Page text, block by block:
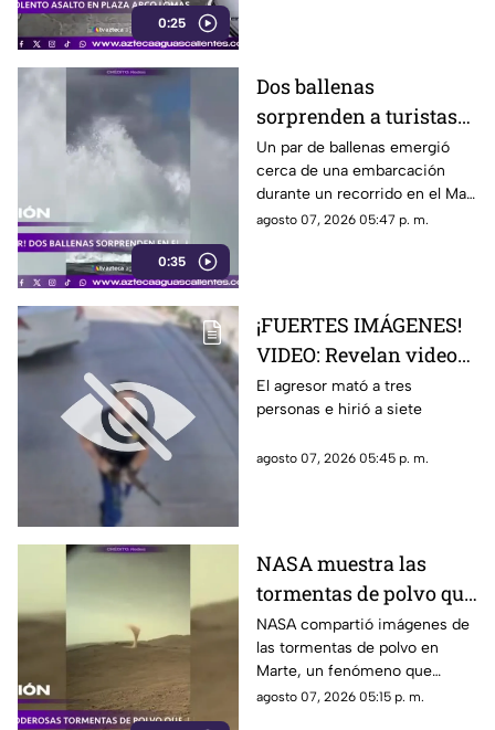
0:25
0:35
Dos ballenas
sorprenden a turistas
durante avistamiento
en el Mar de Cortés
Un par de ballenas emergió
cerca de una embarcación
durante un recorrido en el Mar
de Cortés. El avistamiento fue
agosto 07, 2026 05:47 p. m.
¡FUERTES IMÁGENES!
VIDEO: Revelan videos
de seguridad del tiroteo
realizado en famosa
hamburguesas en
El agresor mató a tres
personas e hirió a siete
agosto 07, 2026 05:45 p. m.
NASA muestra las
tormentas de polvo que
cubren Marte
NASA compartió imágenes de
las tormentas de polvo en
Marte, un fenómeno que
puede extenderse por miles de
agosto 07, 2026 05:15 p. m.